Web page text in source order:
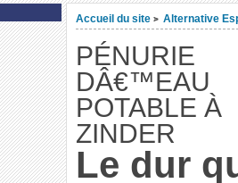
Accueil du site > Alternative
PÉNURIE
DÂ€™EAU
POTABLE À
ZINDER
Le dur